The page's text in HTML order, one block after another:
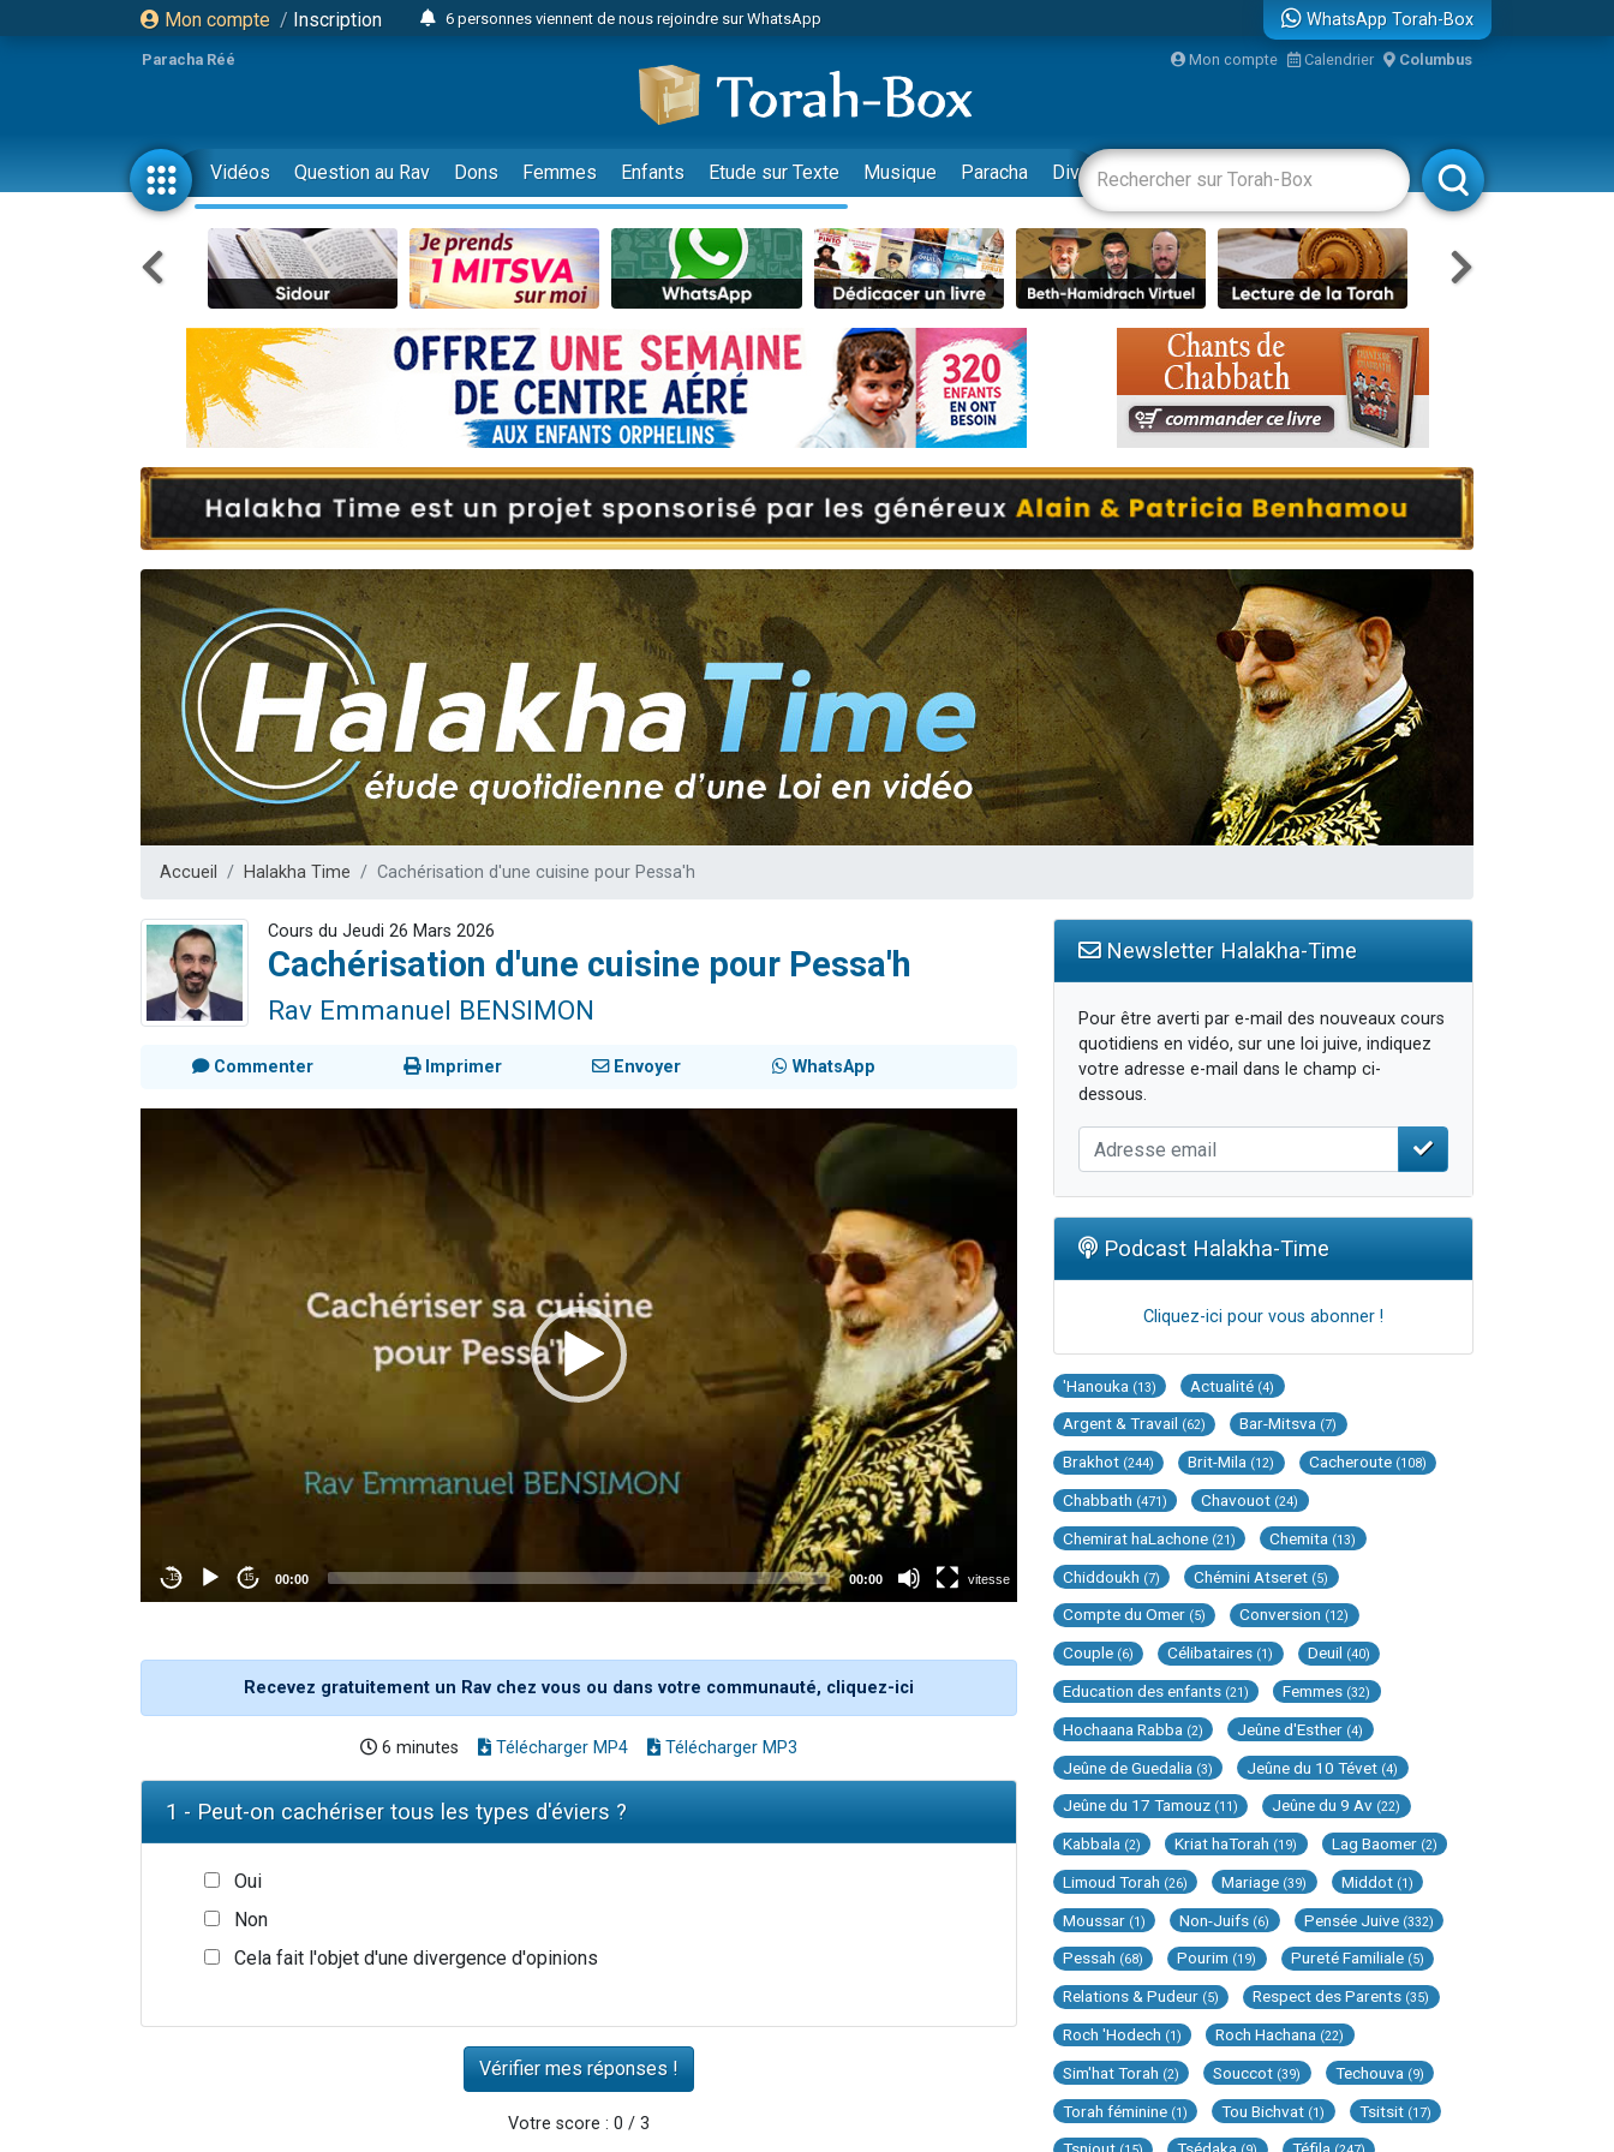
Mon compte / Inscription
6 personnes viennent de nous rejoindre sur WhatsApp
2 personnes viennent de faire un don pour 1 Journée de Vacances Pour les Enfants
17 personnes viennent de demander une bénédiction
4 personnes viennent de nous rejoindre sur WhatsApp
Il reste 49 places pour étudier en groupe sur Zoom
23 personnes viennent de faire un don pour Diane, 80 ans, dans un appartement insalubre
Eva vient de donner son Maasser
4 personnes viennent de nous rejoindre sur WhatsApp
3 personnes viennent de nous rejoindre sur WhatsApp
3 personnes viennent de faire un don pour 5 jours de vacances aux Orphelins
Odaya vient de donner son Maasser
13 personnes viennent de demander une bénédiction
30 personnes viennent de faire un don pour Sauvez la jambe de Yohan
12 nouvelles musiques dans Torah-Box Music
3 personnes viennent de nous rejoindre sur WhatsApp
2 personnes viennent de nous rejoindre sur WhatsApp
2 personnes viennent de nous rejoindre sur WhatsApp
WhatsApp Torah-Box
Paracha Réé Mon compte Calendrier Columbus
Vidéos Question au Rav Dons Femmes Enfants Etude sur Texte Musique Paracha Divertissements Livres Rabbanim
Accueil Halakha Time Cachérisation d'une cuisine pour Pessa'h
Cours du Jeudi 26 Mars 2026
Cachérisation d'une cuisine pour Pessa'h
Rav Emmanuel BENSIMON
Commenter Imprimer Envoyer WhatsApp
Recevez gratuitement un Rav chez vous ou dans votre communauté, cliquez-ici
6 minutes Télécharger MP4 Télécharger MP3
1 - Peut-on cachériser tous les types d'éviers ?
Oui
Non
Cela fait l'objet d'une divergence d'opinions
Votre score : 0 / 3
Newsletter Halakha-Time
Pour être averti par e-mail des nouveaux cours
quotidiens en vidéo, sur une loi juive, indiquez
votre adresse e-mail dans le champ ci-
dessous.
Podcast Halakha-Time
Cliquez-ici pour vous abonner !
'Hanouka (13) Actualité (4)
Argent & Travail (62) Bar-Mitsva (7)
Brakhot (244) Brit-Mila (12) Cacheroute (108)
Chabbath (471) Chavouot (24)
Chemirat haLachone (21) Chemita (13)
Chiddoukh (7) Chémini Atseret (5)
Compte du Omer (5) Conversion (12)
Couple (6) Célibataires (1) Deuil (40)
Education des enfants (21) Femmes (32)
Hochaana Rabba (2) Jeûne d'Esther (4)
Jeûne de Guedalia (3) Jeûne du 10 Tévet (4)
Jeûne du 17 Tamouz (11) Jeûne du 9 Av (22)
Kabbala (2) Kriat haTorah (19) Lag Baomer (2)
Limoud Torah (26) Mariage (39) Middot (1)
Moussar (1) Non-Juifs (6) Pensée Juive (332)
Pessah (68) Pourim (19) Pureté Familiale (5)
Relations & Pudeur (5) Respect des Parents (35)
Roch 'Hodech (1) Roch Hachana (22)
Sim'hat Torah (2) Souccot (39) Techouva (9)
Torah féminine (1) Tou Bichvat (1) Tsitsit (17)